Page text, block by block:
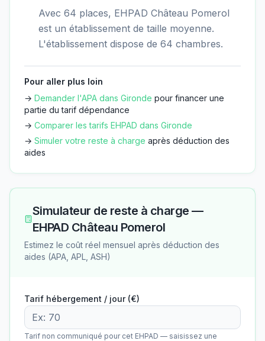
Avec 64 places, EHPAD Château Pomerol
est un établissement de taille moyenne.
L'établissement dispose de 64 chambres.
Pour aller plus loin
→ Demander l'APA dans Gironde pour financer une
partie du tarif dépendance
→ Comparer les tarifs EHPAD dans Gironde
→ Simuler votre reste à charge après déduction des
aides
Simulateur de reste à charge —
EHPAD Château Pomerol
Estimez le coût réel mensuel après déduction des
aides (APA, APL, ASH)
Tarif hébergement / jour (€)
Tarif non communiqué pour cet EHPAD — saisissez une